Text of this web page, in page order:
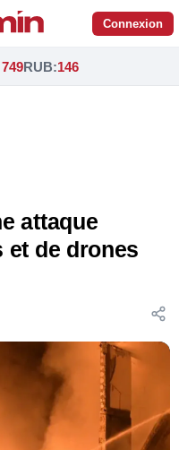
Connexion
RUB:146
attaque
et de drones